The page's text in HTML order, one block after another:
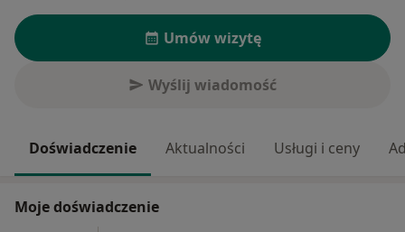
Umów wizytę
Wyślij wiadomość
Doświadczenie Aktualności Usługi i ceny
Moje doświadczenie